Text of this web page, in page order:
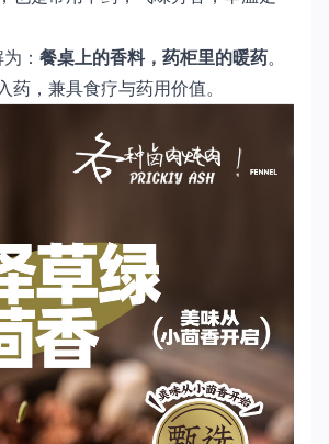
： 餐桌上的香料，药柜里的暖药。
药，兼具食疗与药用价值。